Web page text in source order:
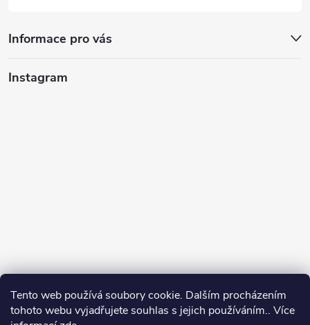
Tento web používá soubory cookie. Dalším procházením
tohoto webu vyjadřujete souhlas s jejich používáním.. Více
Informace pro vás
Instagram